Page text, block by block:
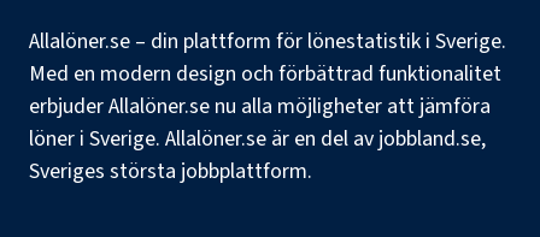
Allalöner.se – din plattform för lönestatistik i Sverige.
Med en modern design och förbättrad funktionalitet
erbjuder Allalöner.se nu alla möjligheter att jämföra
löner i Sverige. Allalöner.se är en del av jobbland.se,
Sveriges största jobbplattform.